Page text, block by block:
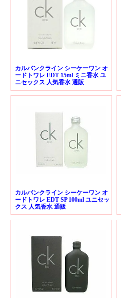
カルバンクライン シーケーワン オ
ードトワレ EDT 15ml ミニ香水 ユ
ニセックス 人気香水 通販
カルバンクライン シーケーワン オ
ードトワレ EDT SP 100ml ユニセッ
クス 人気香水 通販